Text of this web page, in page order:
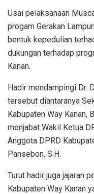
Usai pelaksanaan
progam Gerakan
bentuk kepedulian
dukungan terhadap
Kanan.
Hadir mendampingi Dr.
tersebut diantaranya
Kabupaten Way Kanan,
menjabat Wakil Ketua
Anggota DPRD
Pansebon, S.H.
Turut hadir juga jajaran
Kabupaten Way Kanan